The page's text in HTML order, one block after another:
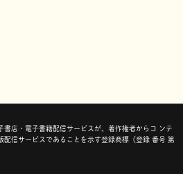
書店・電子書籍配信サービスが、著作権者からコ ンテ
配信サービスであることを示す登録商標（登録 番号 第